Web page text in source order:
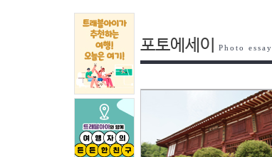
포토에세이 Photo essay